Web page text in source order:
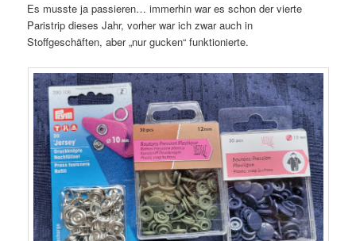
Es musste ja passieren… immerhin war es schon der vierte
Paristrip dieses Jahr, vorher war ich zwar auch in
Stoffgeschäften, aber „nur gucken“ funktionierte.